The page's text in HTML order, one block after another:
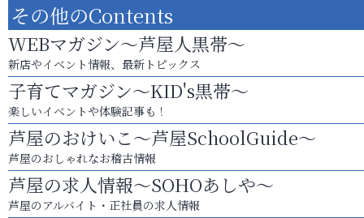
その他のContents
WEBマガジン～芦屋人黒帯～
新店やイベント情報、最新トピックス
子育てマガジン～KID's黒帯～
楽しいイベントや体験記事も！
芦屋のおけいこ～芦屋SchoolGuide～
芦屋のおしゃれなお稽古情報
芦屋の求人情報～SOHOあしや～
芦屋のアルバイト・正社員の求人情報